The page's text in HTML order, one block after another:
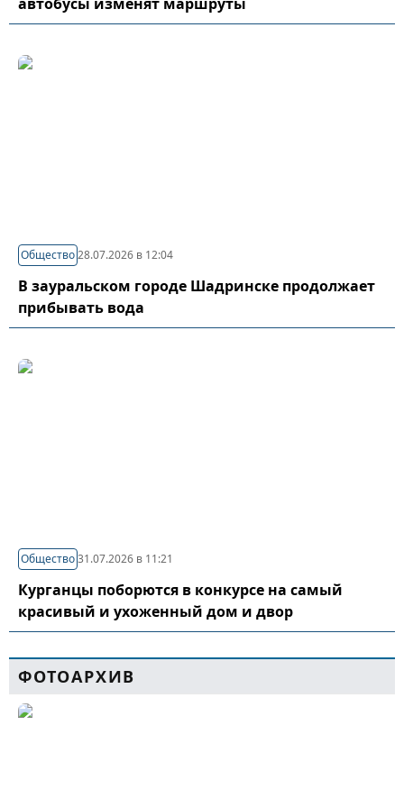
Общество28.07.2026 в 12:04
В зауральском городе Шадринске продолжает
прибывать вода
Общество31.07.2026 в 11:21
Курганцы поборются в конкурсе на самый
красивый и ухоженный дом и двор
ФОТОАРХИВ